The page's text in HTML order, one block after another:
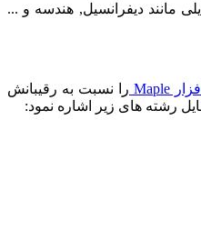
مانند دیفرانسیل, هندسه و ...
Maple را نسبت به رقیبانش
رشته های زیر اشاره نمود: